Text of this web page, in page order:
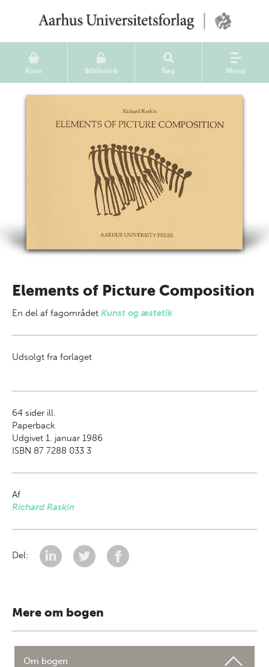
Kurv Bibliotek Søg Menu
Elements of Picture Composition
En del af fagområdet Kunst og æstetik
Udsolgt fra forlaget
64 sider ill.
Paperback
Udgivet 1. januar 1986
ISBN 87 7288 033 3
Af
Richard Raskin
Del:
Mere om bogen
Om bogen